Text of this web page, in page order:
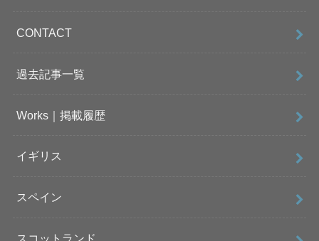
CONTACT
過去記事一覧
Works｜掲載履歴
イギリス
スペイン
スコットランド